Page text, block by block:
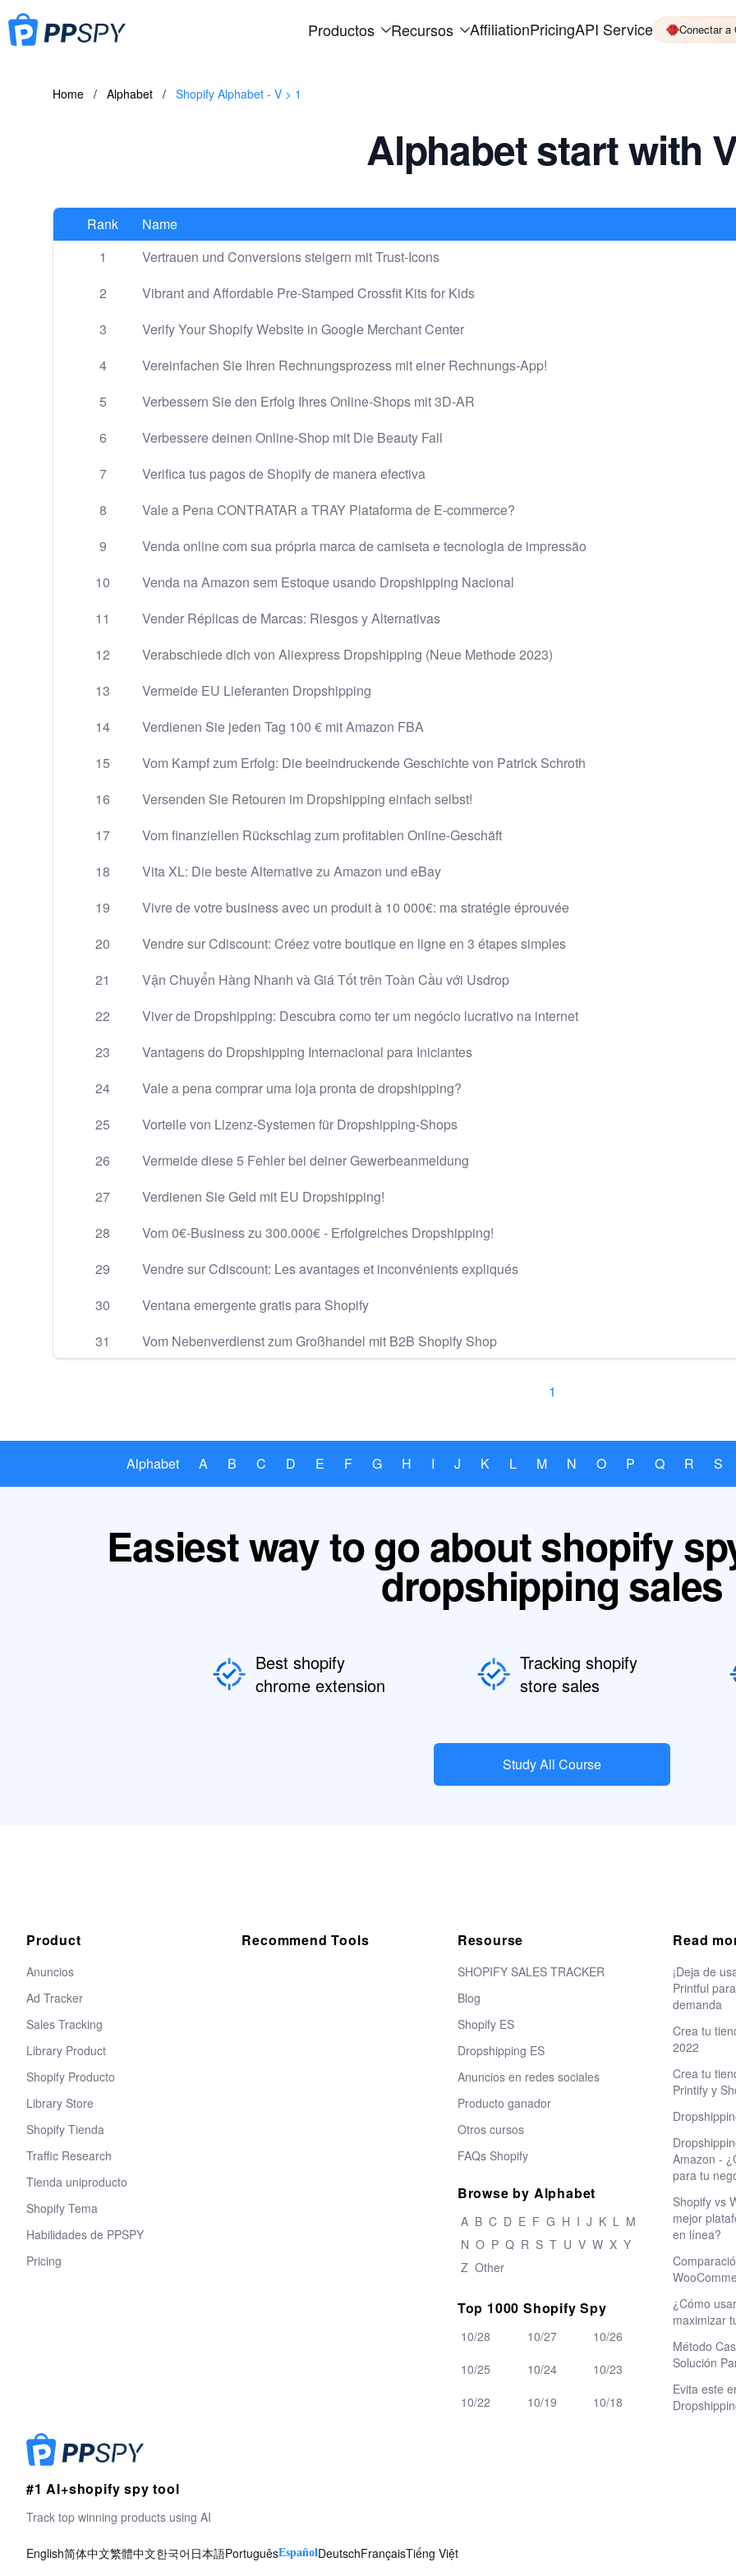
Productos Recursos AffiliationPricingAPI Service Conectar a
Home / Alphabet / Shopify Alphabet - V > 1
Alphabet start with
Rank
Name
1
Vertrauen und Conversions steigern mit Trust-Icons
2
Vibrant and Affordable Pre-Stamped Crossfit Kits for Kids
3
Verify Your Shopify Website in Google Merchant Center
4
Vereinfachen Sie Ihren Rechnungsprozess mit einer Rechnungs-App!
5
Verbessern Sie den Erfolg Ihres Online-Shops mit 3D-AR
6
Verbessere deinen Online-Shop mit Die Beauty Fall
7
Verifica tus pagos de Shopify de manera efectiva
8
Vale a Pena CONTRATAR a TRAY Plataforma de E-commerce?
9
Venda online com sua própria marca de camiseta e tecnologia de impressão
10
Venda na Amazon sem Estoque usando Dropshipping Nacional
11
Vender Réplicas de Marcas: Riesgos y Alternativas
12
Verabschiede dich von Aliexpress Dropshipping (Neue Methode 2023)
13
Vermeide EU Lieferanten Dropshipping
14
Verdienen Sie jeden Tag 100 € mit Amazon FBA
15
Vom Kampf zum Erfolg: Die beeindruckende Geschichte von Patrick Schroth
16
Versenden Sie Retouren im Dropshipping einfach selbst!
17
Vom finanziellen Rückschlag zum profitablen Online-Geschäft
18
Vita XL: Die beste Alternative zu Amazon und eBay
19
Vivre de votre business avec un produit à 10 000€: ma stratégie éprouvée
20
Vendre sur Cdiscount: Créez votre boutique en ligne en 3 étapes simples
21
Vận Chuyển Hàng Nhanh và Giá Tốt trên Toàn Cầu với Usdrop
22
Viver de Dropshipping: Descubra como ter um negócio lucrativo na internet
23
Vantagens do Dropshipping Internacional para Iniciantes
24
Vale a pena comprar uma loja pronta de dropshipping?
25
Vorteile von Lizenz-Systemen für Dropshipping-Shops
26
Vermeide diese 5 Fehler bei deiner Gewerbeanmeldung
27
Verdienen Sie Geld mit EU Dropshipping!
28
Vom 0€-Business zu 300.000€ - Erfolgreiches Dropshipping!
29
Vendre sur Cdiscount: Les avantages et inconvénients expliqués
30
Ventana emergente gratis para Shopify
31
Vom Nebenverdienst zum Großhandel mit B2B Shopify Shop
1
Alphabet A B C D E F G H I J K L M N O P Q R S
Easiest way to go about shopify
dropshipping sales
Best shopify
chrome extension
Tracking shopify
store sales
Study All Course
Product
Anuncios
Ad Tracker
Sales Tracking
Library Product
Shopify Producto
Library Store
Shopify Tienda
Traffic Research
Tienda uniproducto
Shopify Tema
Habilidades de PPSPY
Pricing
Recommend Tools Resourse
SHOPIFY SALES TRACKER
Blog
Shopify ES
Dropshipping ES
Anuncios en redes sociales
Producto ganador
Otros cursos
FAQs Shopify
Browse by Alphabet
A B C D E F G H I J K L M
N O P Q R S T U V W X Y
Z Other
Top 1000 Shopify Spy
10/28 10/27
10/26
10/25
10/24
10/23
10/22
10/19 10/18
Read
¡Deja de
Printful
demanda
Crea tu
2022
Crea tu
Printify y
Amazon -
para tu
Shopify vs
mejor
en línea?
¿Cómo
maximizar
Método
Solución
Evita este
#1 AI+shopify spy tool
Track top winning products using AI
English简体中文繁體中文한국어 日本語PortuguêsEspañolDeutschFrançaisTiếng Việt